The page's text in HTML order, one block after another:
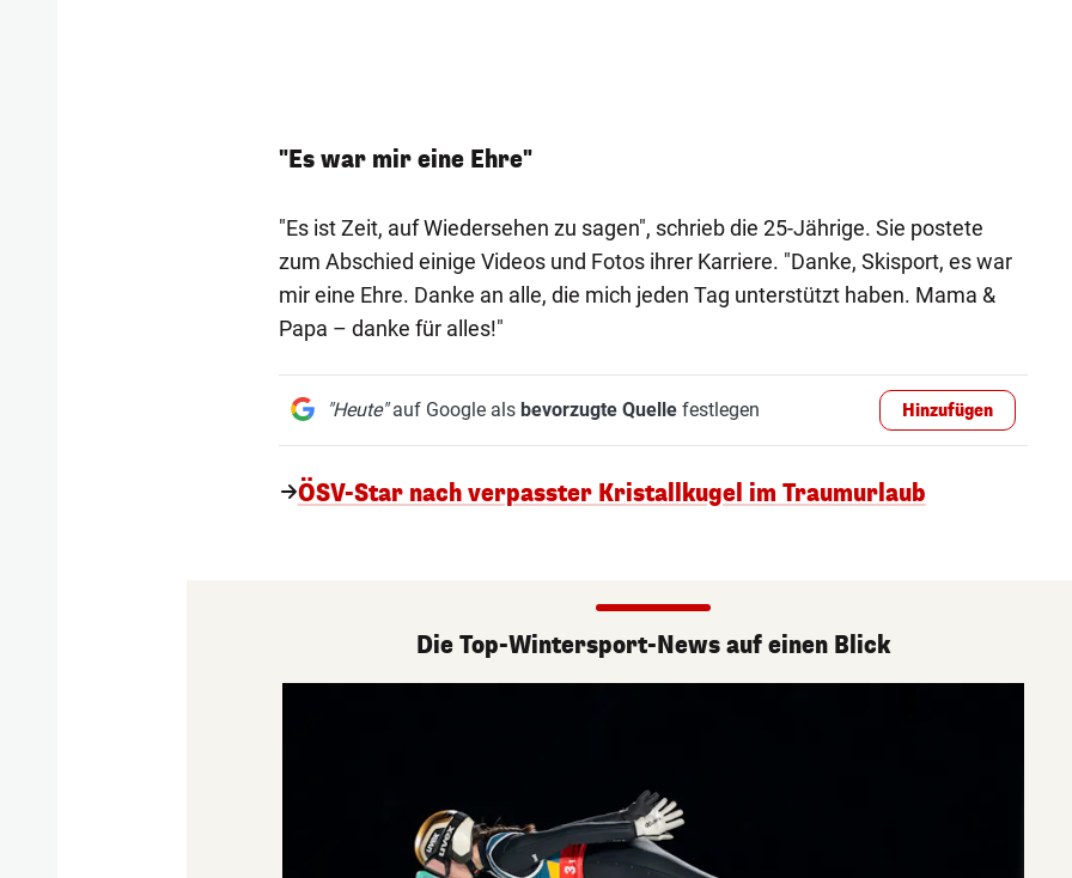
"Es war mir eine Ehre"
"Es ist Zeit, auf Wiedersehen zu sagen", schrieb die 25-Jährige. Sie postete
zum Abschied einige Videos und Fotos ihrer Karriere. "Danke, Skisport, es war
mir eine Ehre. Danke an alle, die mich jeden Tag unterstützt haben. Mama &
Papa – danke für alles!"
"Heute"auf Google als bevorzugte Quellefestlegen Hinzufügen
ÖSV-Star nach verpasster Kristallkugel im Traumurlaub
Die Top-Wintersport-News auf einen Blick